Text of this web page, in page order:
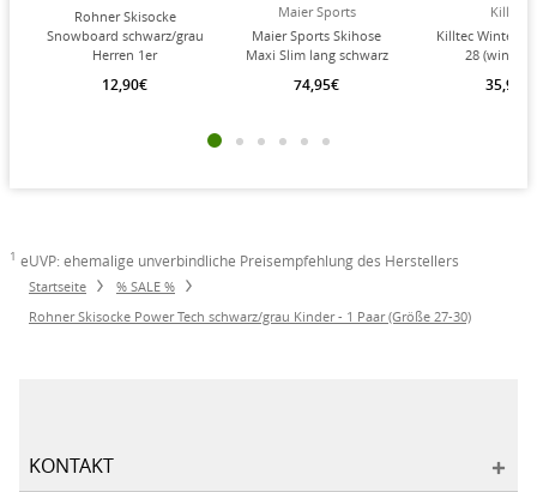
Rohner Skisocke
Snowboard schwarz/grau
Herren 1er
12,90€
Maier Sports
Maier Sports Skihose
Maxi Slim lang schwarz
74,95€
Killtec
Killtec
28 (wind-
atrmungsaktiv,
35,97€
1 eUVP: ehemalige unverbindliche Preisempfehlung des Herstellers
Startseite
% SALE %
Rohner Skisocke Power Tech schwarz/grau Kinder - 1 Paar (Größe 27-30)
KONTAKT